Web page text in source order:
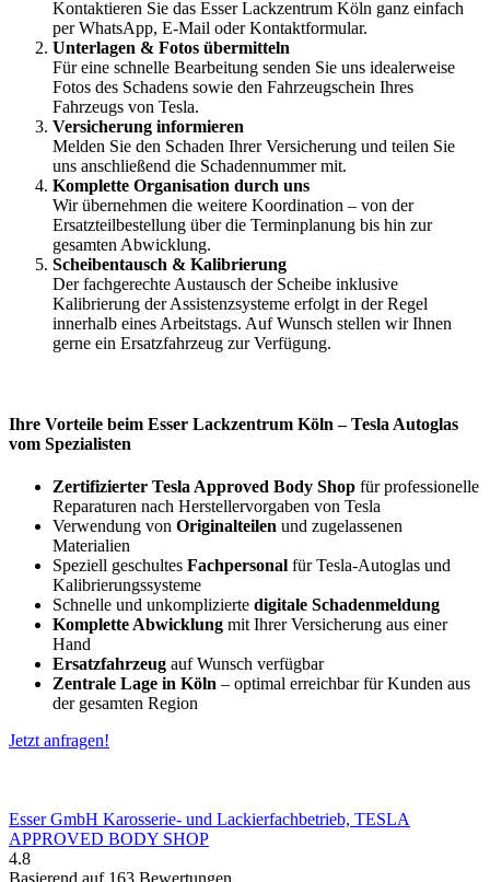
Kontaktieren Sie das Esser Lackzentrum Köln ganz einfach
per WhatsApp, E-Mail oder Kontaktformular.
Unterlagen & Fotos übermitteln
Für eine schnelle Bearbeitung senden Sie uns idealerweise
Fotos des Schadens sowie den Fahrzeugschein Ihres
Fahrzeugs von Tesla.
Versicherung informieren
Melden Sie den Schaden Ihrer Versicherung und teilen Sie
uns anschließend die Schadennummer mit.
Komplette Organisation durch uns
Wir übernehmen die weitere Koordination – von der
Ersatzteilbestellung über die Terminplanung bis hin zur
gesamten Abwicklung.
Scheibentausch & Kalibrierung
Der fachgerechte Austausch der Scheibe inklusive
Kalibrierung der Assistenzsysteme erfolgt in der Regel
innerhalb eines Arbeitstags. Auf Wunsch stellen wir Ihnen
gerne ein Ersatzfahrzeug zur Verfügung.
Ihre Vorteile beim Esser Lackzentrum Köln – Tesla Autoglas
vom Spezialisten
Zertifizierter Tesla Approved Body Shop für professionelle
Reparaturen nach Herstellervorgaben von Tesla
Verwendung von Originalteilen und zugelassenen
Materialien
Speziell geschultes Fachpersonal für Tesla-Autoglas und
Kalibrierungssysteme
Schnelle und unkomplizierte digitale Schadenmeldung
Komplette Abwicklung mit Ihrer Versicherung aus einer
Hand
Ersatzfahrzeug auf Wunsch verfügbar
Zentrale Lage in Köln – optimal erreichbar für Kunden aus
der gesamten Region
Jetzt anfragen!
Esser GmbH Karosserie- und Lackierfachbetrieb, TESLA
APPROVED BODY SHOP
4.8
Basierend auf 163 Bewertungen